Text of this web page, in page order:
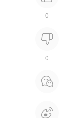
0
0